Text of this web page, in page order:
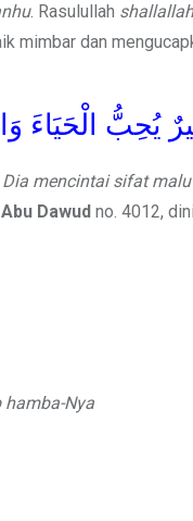
. Rasulullah
mimbar dan
يُحِبُّ الْحَيَاءَ
mencintai sifat
Abu Dawud no. 4012,
hamba-Nya